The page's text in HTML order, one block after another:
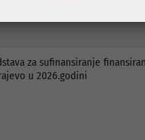
za sufinansiranje
u 2026.godini